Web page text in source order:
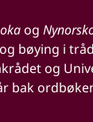
og
bøying i
og
bak